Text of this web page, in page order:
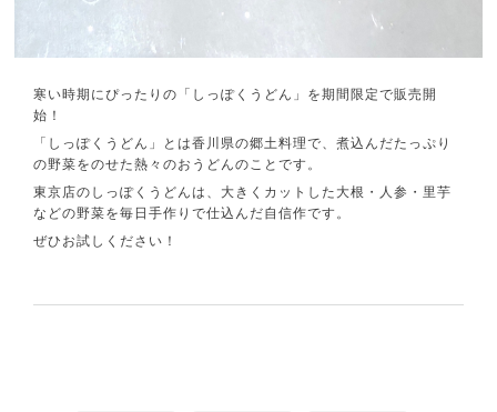
寒い時期にぴったりの「しっぽくうどん」を期間限定で販売開
始！
「しっぽくうどん」とは香川県の郷土料理で、煮込んだたっぷり
の野菜をのせた熱々のおうどんのことです。
東京店のしっぽくうどんは、大きくカットした大根・人参・里芋
などの野菜を毎日手作りで仕込んだ自信作です。
ぜひお試しください！